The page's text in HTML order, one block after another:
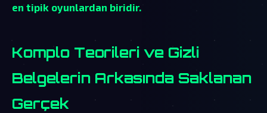
en tipik oyunlardan biridir.
Komplo Teorileri ve Gizli
Belgelerin Arkasında Saklanan
Gerçek